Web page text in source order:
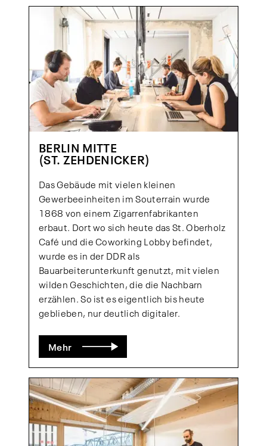
BERLIN MITTE
(ST. ZEHDENICKER)
Das Gebäude mit vielen kleinen
Gewerbeeinheiten im Souterrain wurde
1868 von einem Zigarrenfabrikanten
erbaut. Dort wo sich heute das St. Oberholz
Café und die Coworking Lobby befindet,
wurde es in der DDR als
Bauarbeiterunterkunft genutzt, mit vielen
wilden Geschichten, die die Nachbarn
erzählen. So ist es eigentlich bis heute
geblieben, nur deutlich digitaler.
Mehr